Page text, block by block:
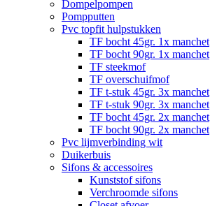
Dompelpompen
Pompputten
Pvc topfit hulpstukken
TF bocht 45gr. 1x manchet
TF bocht 90gr. 1x manchet
TF steekmof
TF overschuifmof
TF t-stuk 45gr. 3x manchet
TF t-stuk 90gr. 3x manchet
TF bocht 45gr. 2x manchet
TF bocht 90gr. 2x manchet
Pvc lijmverbinding wit
Duikerbuis
Sifons & accessoires
Kunststof sifons
Verchroomde sifons